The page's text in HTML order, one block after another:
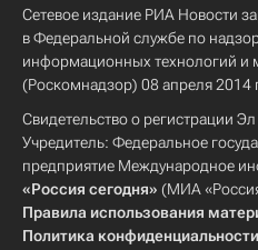
Сетевое издание РИА Новости
в Федеральной службе по
информационных технологий и
(Роскомнадзор) 08 апреля 2014
Свидетельство о регистрации
Учредитель: Федеральное
предприятие Международное
«Россия сегодня» (МИА
Правила использования
Политика конфиденциальности